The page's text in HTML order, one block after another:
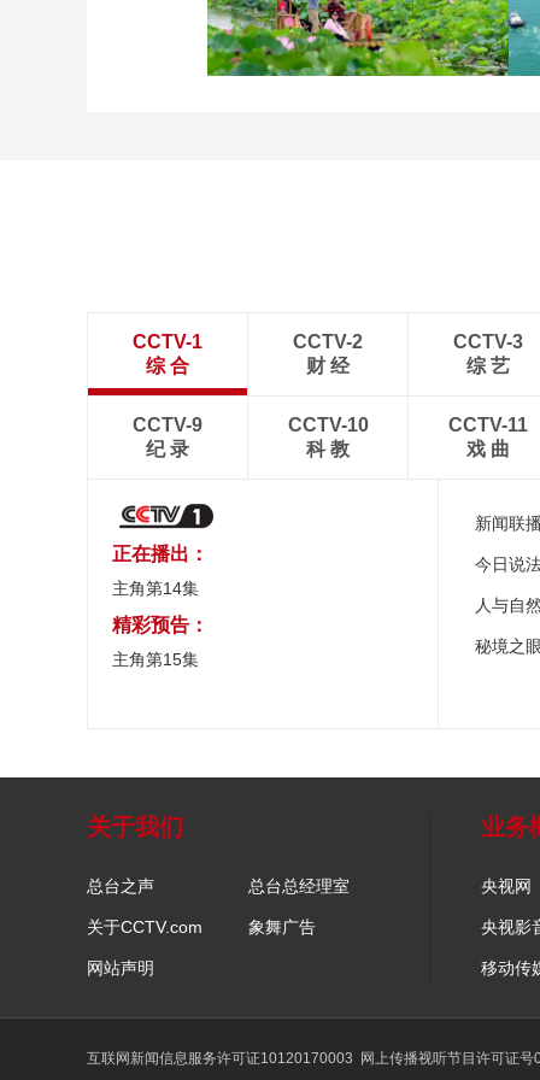
立秋近 采菱忙
CCTV-1
综 合
CCTV-2
财 经
CCTV-3
综 艺
CCTV-9
纪 录
CCTV-10
科 教
CCTV-11
戏 曲
正在播出：
主角第14集
精彩预告：
主角第15集
新闻联
今日说
人与自
秘境之
关于我们
总台之声 总台总经理室
关于CCTV.com 象舞广告
网站声明
业务
央视网
央视影
移动传
互联网新闻信息服务许可证10120170003 网上传播视听节目许可证